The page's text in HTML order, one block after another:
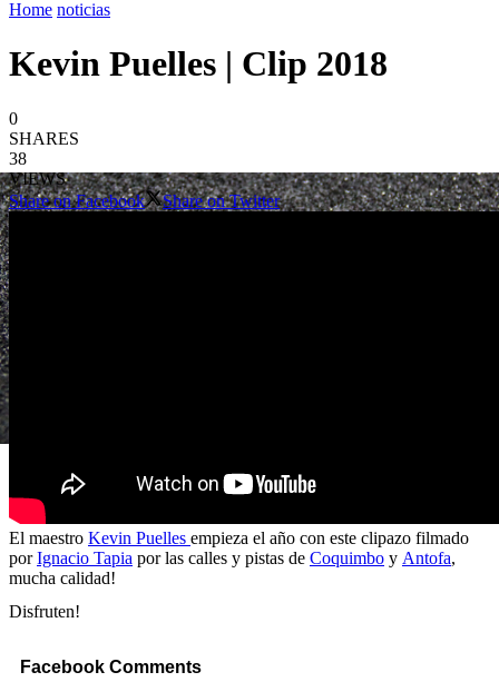
Home noticias
Kevin Puelles | Clip 2018
0
SHARES
38
VIEWS
Share on Facebook
Share on Twitter
El maestro Kevin Puelles empieza el año con este clipazo filmado
porIgnacio Tapia por las calles y pistas de Coquimbo y Antofa,
mucha calidad!
Disfruten!
Facebook Comments